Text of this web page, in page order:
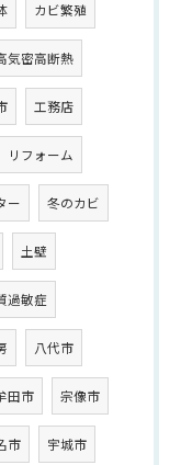
カビ繁殖
気密高断熱
工務店
リフォーム
ー 冬のカビ
土壁
過敏症
八代市
田市 宗像市
市 宇城市